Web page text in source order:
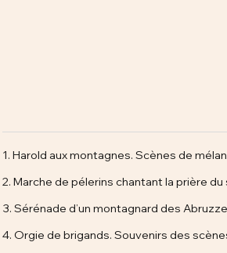
1. Harold aux montagnes. Scènes de
2. Marche de pélerins chantant la prière du
3. Sérénade d’un montagnard des
4. Orgie de brigands. Souvenirs des